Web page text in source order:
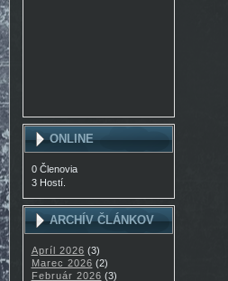
ONLINE
0 Členovia
3 Hostí.
ARCHÍV ČLÁNKOV
Apríl 2026 (3)
Marec 2026 (2)
Február 2026 (3)